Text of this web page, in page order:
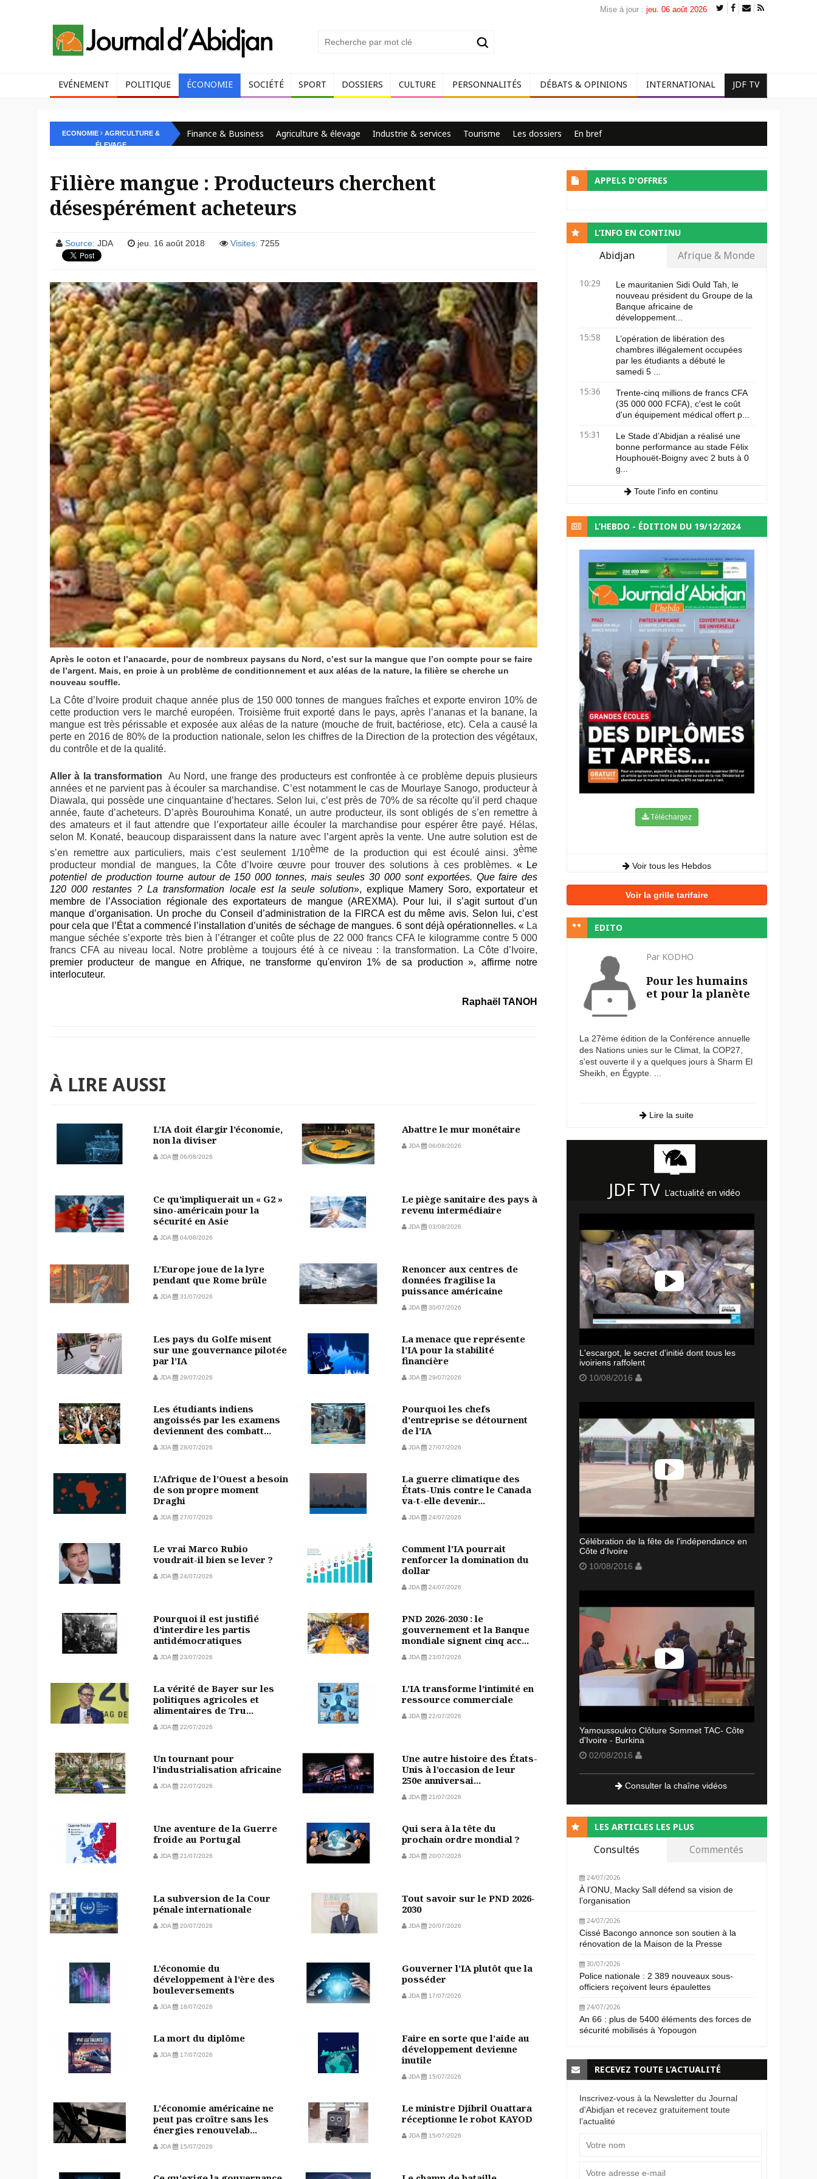
Mise à jour : jeu. 06 août 2026
EVÉNEMENT POLITIQUE ÉCONOMIE SOCIÉTÉ SPORT DOSSIERS CULTURE PERSONNALITÉS DÉBATS & OPINIONS INTERNATIONAL JDF TV
ECONOMIE AGRICULTURE &
ÉLEVAGE
Finance & Business Agriculture & élevage Industrie & services Tourisme Les dossiers En bref
Filière mangue : Producteurs cherchent
désespérément acheteurs
Source: JDA jeu. 16 août 2018 Visites: 7255
Après le coton et l’anacarde, pour de nombreux paysans du Nord, c’est sur la mangue que l’on compte pour se faire
de l’argent. Mais, en proie à un problème de conditionnement et aux aléas de la nature, la filière se cherche un
nouveau souffle.
La Côte d’Ivoire produit chaque année plus de 150 000 tonnes de mangues fraîches et exporte environ 10% de
cette production vers le marché européen. Troisième fruit exporté dans le pays, après l’ananas et la banane, la
mangue est très périssable et exposée aux aléas de la nature (mouche de fruit, bactériose, etc). Cela a causé la
perte en 2016 de 80% de la production nationale, selon les chiffres de la Direction de la protection des végétaux,
du contrôle et de la qualité.
Aller à la transformation Au Nord, une frange des producteurs est confrontée à ce problème depuis plusieurs
années et ne parvient pas à écouler sa marchandise. C’est notamment le cas de Mourlaye Sanogo, producteur à
Diawala, qui possède une cinquantaine d’hectares. Selon lui, c’est près de 70% de sa récolte qu’il perd chaque
année, faute d’acheteurs. D’après Bourouhima Konaté, un autre producteur, ils sont obligés de s’en remettre à
des amateurs et il faut attendre que l’exportateur aille écouler la marchandise pour espérer être payé. Hélas,
selon M. Konaté, beaucoup disparaissent dans la nature avec l’argent après la vente. Une autre solution est de
s’en remettre aux particuliers, mais c’est seulement 1/10èmede la production qui est écoulé ainsi. 3ème
producteur mondial de mangues, la Côte d’Ivoire œuvre pour trouver des solutions à ces problèmes. « Le
potentiel de production tourne autour de 150 000 tonnes, mais seules 30 000 sont exportées. Que faire des
120 000 restantes ? La transformation locale est la seule solution», explique Mamery Soro, exportateur et
membre de l’Association régionale des exportateurs de mangue (AREXMA). Pour lui, il s’agit surtout d’un
manque d’organisation. Un proche du Conseil d’administration de la FIRCA est du même avis. Selon lui, c’est
pour cela que l’État a commencé l’installation d’unités de séchage de mangues. 6 sont déjà opérationnelles. « La
mangue séchée s’exporte très bien à l’étranger et coûte plus de 22 000 francs CFA le kilogramme contre 5 000
francs CFA au niveau local. Notre problème a toujours été à ce niveau : la transformation. La Côte d’Ivoire,
premier producteur de mangue en Afrique, ne transforme qu'environ 1% de sa production », affirme notre
interlocuteur.
Raphaël TANOH
À LIRE AUSSI
L’IA doit élargir l’économie,
non la diviser
JDA 06/08/2026
Abattre le mur monétaire
JDA 06/08/2026
Ce qu’impliquerait un « G2 »
sino-américain pour la
sécurité en Asie
JDA 04/08/2026
Le piège sanitaire des pays à
revenu intermédiaire
JDA 03/08/2026
L'Europe joue de la lyre
pendant que Rome brûle
JDA 31/07/2026
Renoncer aux centres de
données fragilise la
puissance américaine
JDA 30/07/2026
Les pays du Golfe misent
sur une gouvernance pilotée
par l’IA
JDA 29/07/2026
La menace que représente
l'IA pour la stabilité
financière
JDA 29/07/2026
Les étudiants indiens
angoissés par les examens
deviennent des combatt...
JDA 28/07/2026
Pourquoi les chefs
d'entreprise se détournent
de l'IA
JDA 27/07/2026
L’Afrique de l’Ouest a besoin
de son propre moment
Draghi
JDA 27/07/2026
La guerre climatique des
États-Unis contre le Canada
va-t-elle devenir...
JDA 24/07/2026
Le vrai Marco Rubio
voudrait-il bien se lever ?
JDA 24/07/2026
Comment l'IA pourrait
renforcer la domination du
dollar
JDA 24/07/2026
Pourquoi il est justifié
d’interdire les partis
antidémocratiques
JDA 23/07/2026
PND 2026-2030 : le
gouvernement et la Banque
mondiale signent cinq acc...
JDA 23/07/2026
La vérité de Bayer sur les
politiques agricoles et
alimentaires de Tru...
JDA 22/07/2026
L’IA transforme l’intimité en
ressource commerciale
JDA 22/07/2026
Un tournant pour
l’industrialisation africaine
JDA 22/07/2026
Une autre histoire des États-
Unis à l’occasion de leur
250e anniversai...
JDA 21/07/2026
Une aventure de la Guerre
froide au Portugal
JDA 21/07/2026
Qui sera à la tête du
prochain ordre mondial ?
JDA 20/07/2026
La subversion de la Cour
pénale internationale
JDA 20/07/2026
Tout savoir sur le PND 2026-
2030
JDA 20/07/2026
L’économie du
développement à l’ère des
bouleversements
JDA 18/07/2026
Gouverner l’IA plutôt que la
posséder
JDA 17/07/2026
La mort du diplôme
JDA 17/07/2026
Faire en sorte que l’aide au
développement devienne
inutile
JDA 15/07/2026
L'économie américaine ne
peut pas croître sans les
énergies renouvelab...
JDA 15/07/2026
Le ministre Djibril Ouattara
réceptionne le robot KAYOD
JDA 15/07/2026
APPELS D'OFFRES
L’INFO EN CONTINU
Abidjan Afrique & Monde
10:29
Le mauritanien Sidi Ould Tah, le
nouveau président du Groupe de la
Banque africaine de
développement...
15:58
L’opération de libération des
chambres illégalement occupées
par les étudiants a débuté le
samedi 5 ...
15:36
Trente-cinq millions de francs CFA
(35 000 000 FCFA), c'est le coût
d'un équipement médical offert p...
15:31
Le Stade d’Abidjan a réalisé une
bonne performance au stade Félix
Houphouët-Boigny avec 2 buts à 0
g...
Toute l'info en continu
L’HEBDO - ÉDITION DU 19/12/2024
Téléchargez
Voir tous les Hebdos
Voir la grille tarifaire
EDITO
Par KODHO
Pour les humains
et pour la planète
La 27ème édition de la Conférence annuelle
des Nations unies sur le Climat, la COP27,
s'est ouverte il y a quelques jours à Sharm El
Sheikh, en Égypte. ...
Lire la suite
JDF TV L'actualité en vidéo
L'escargot, le secret d'initié dont tous les
ivoiriens raffolent
10/08/2016
Célébration de la fête de l'indépendance en
Côte d'Ivoire
10/08/2016
Yamoussoukro Clôture Sommet TAC- Côte
d'Ivoire - Burkina
02/08/2016
Consulter la chaîne vidéos
LES ARTICLES LES PLUS
Consultés Commentés
24/07/2026
À l’ONU, Macky Sall défend sa vision de
l’organisation
24/07/2026
Cissé Bacongo annonce son soutien à la
rénovation de la Maison de la Presse
30/07/2026
Police nationale : 2 389 nouveaux sous-
officiers reçoivent leurs épaulettes
24/07/2026
An 66 : plus de 5400 éléments des forces de
sécurité mobilisés à Yopougon
RECEVEZ TOUTE L’ACTUALITÉ
Inscrivez-vous à la Newsletter du Journal
d'Abidjan et recevez gratuitement toute
l’actualité